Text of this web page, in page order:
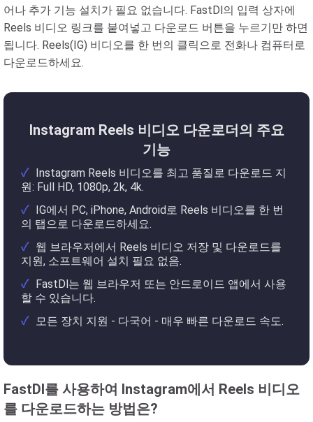
어나 추가 기능 설치가 필요 없습니다. FastDl의 입력 상자에
Reels 비디오 링크를 붙여넣고 다운로드 버튼을 누르기만 하면
됩니다. Reels(IG) 비디오를 한 번의 클릭으로 전화나 컴퓨터로
다운로드하세요.
Instagram Reels 비디오 다운로더의 주요
기능
Instagram Reels 비디오를 최고 품질로 다운로드 지
원: Full HD, 1080p, 2k, 4k.
IG에서 PC, iPhone, Android로 Reels 비디오를 한 번
의 탭으로 다운로드하세요.
웹 브라우저에서 Reels 비디오 저장 및 다운로드를
지원, 소프트웨어 설치 필요 없음.
FastDl는 웹 브라우저 또는 안드로이드 앱에서 사용
할 수 있습니다.
모든 장치 지원 - 다국어 - 매우 빠른 다운로드 속도.
FastDl를 사용하여 Instagram에서 Reels 비디오
를 다운로드하는 방법은?